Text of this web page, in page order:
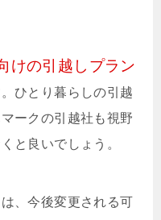
けの引越しプラン
ひとり暮らしの引越
ークの引越社も視野
と良いでしょう。
、今後変更される可